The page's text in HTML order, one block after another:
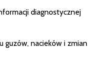
diagnostycznej
guzów, nacieków i zmian